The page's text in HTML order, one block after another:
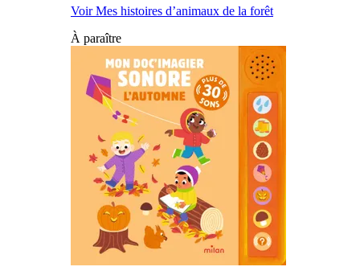
Voir Mes histoires d’animaux de la forêt
À paraître